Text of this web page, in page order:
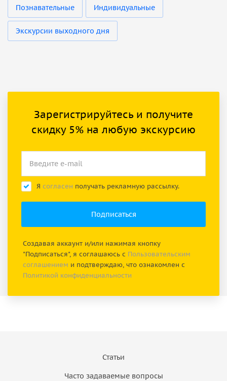
Познавательные Индивидуальные
Экскурсии выходного дня
Зарегистрируйтесь и получите
скидку 5% на любую экскурсию
Я согласен получать рекламную рассылку.
Создавая аккаунт и/или нажимая кнопку
"Подписаться", я соглашаюсь с Пользовательским
соглашением и подтверждаю, что ознакомлен с
Политикой конфиденциальности
Статьи
Часто задаваемые вопросы